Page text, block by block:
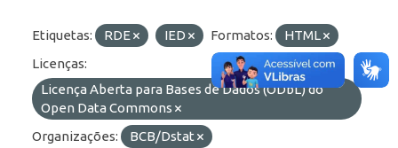
Etiquetas: RDE IED Formatos:
HTML
Licenças:
Licença Aberta para Bases de Dados (ODbL) do
Open Data Commons
Organizações:
BCB/Dstat